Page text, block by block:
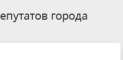
города